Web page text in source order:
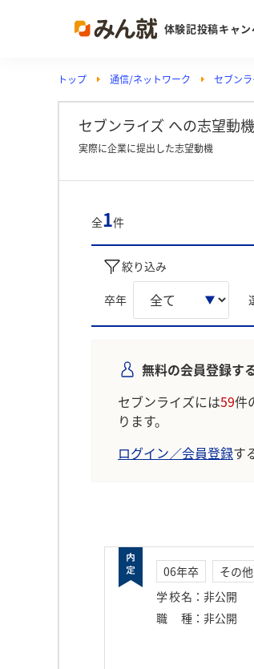
体験記投稿キャン
投
ラ
注
トップ 通信/ネットワーク セブン
セブンライズ への志望動
実際に企業に提出した志望動機
全1件
絞り込み
卒年
無料の会員登録す
セブンライズには59件
ります。
ログイン／会員登録す
06年卒 その他
学校名 ： 非公開
職種 ： 非公開